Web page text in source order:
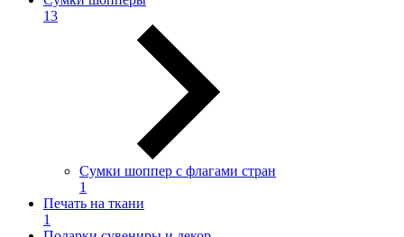
13
Сумки шоппер с флагами стран
1
Печать на ткани
1